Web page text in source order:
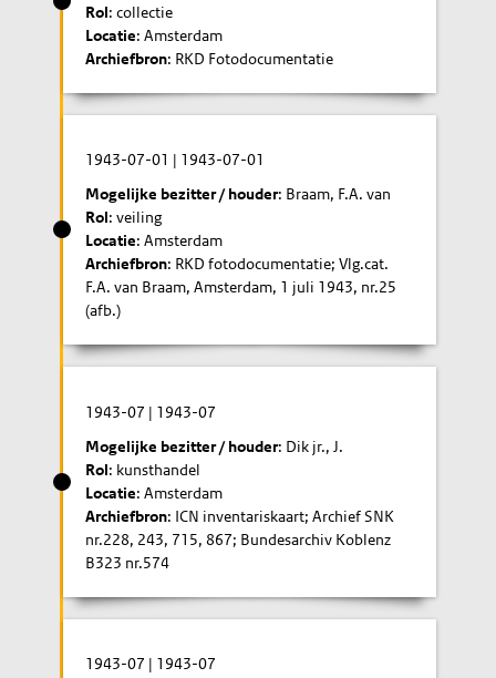
Rol: collectie
Locatie: Amsterdam
Archiefbron: RKD Fotodocumentatie
1943-07-01 | 1943-07-01
Mogelijke bezitter / houder: Braam, F.A. van
Rol: veiling
Locatie: Amsterdam
Archiefbron: RKD fotodocumentatie; Vlg.cat.
F.A. van Braam, Amsterdam, 1 juli 1943, nr.25
(afb.)
1943-07 | 1943-07
Mogelijke bezitter / houder: Dik jr., J.
Rol: kunsthandel
Locatie: Amsterdam
Archiefbron: ICN inventariskaart; Archief SNK
nr.228, 243, 715, 867; Bundesarchiv Koblenz
B323 nr.574
1943-07 | 1943-07